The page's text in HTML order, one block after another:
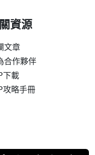
資源
文章
合作夥伴
下載
攻略手冊